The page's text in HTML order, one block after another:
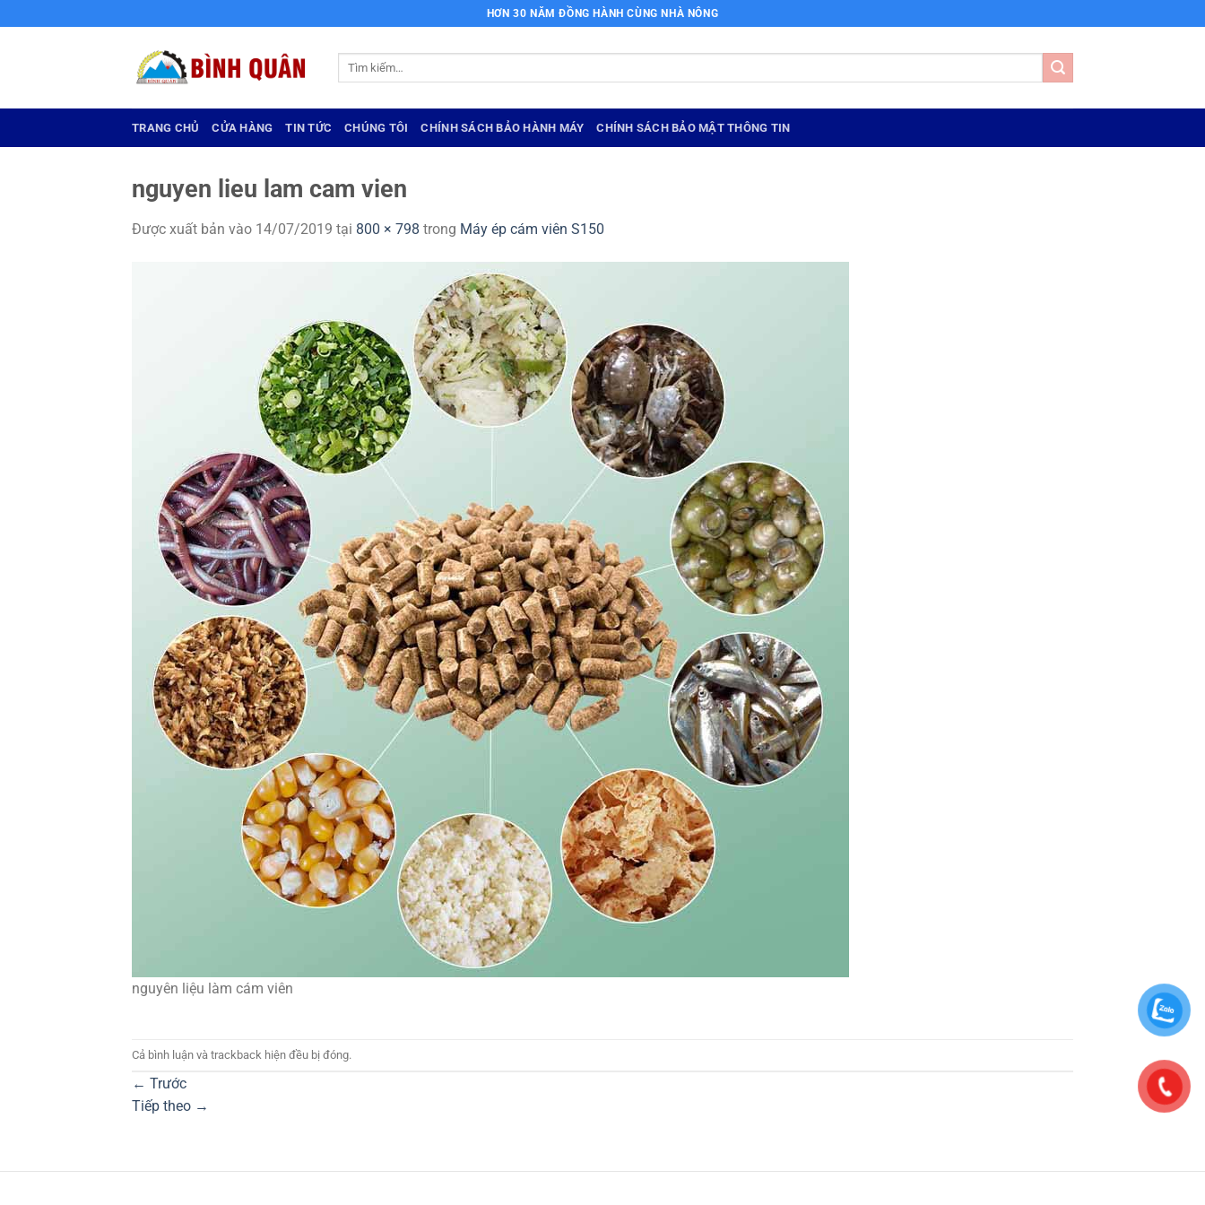
qua
HƠN 30 NĂM ĐỒNG HÀNH CÙNG NHÀ NÔNG
TRANG CHỦ CỬA HÀNG TIN TỨC CHÚNG TÔI CHÍNH SÁCH BẢO HÀNH MÁY CHÍNH SÁCH BẢO MẬT THÔNG TIN
nguyen lieu lam cam vien
Được xuất bản vào 14/07/2019 tại 800 × 798 trong Máy ép cám viên S150
nguyên liệu làm cám viên
Cả bình luận và trackback hiện đều bị đóng.
← Trước
Tiếp theo →